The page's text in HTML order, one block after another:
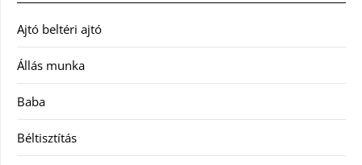
Ajtó beltéri ajtó
Állás munka
Baba
Béltisztítás